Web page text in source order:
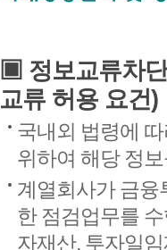
▣ 정보교류차
교류 허용 요건)
국내외 법령에
위하여 해당 정
계열회사가 금융
한 점검업무를
자재산, 투자일